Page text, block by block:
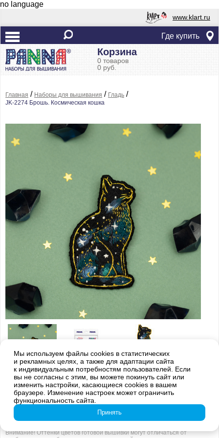
no language
www.klart.ru
Где купить
Корзина
0 товаров
0 руб.
Главная / Наборы для вышивания / Гладь /
JK-2274 Брошь. Космическая кошка
Внимание! Оттенки цветов готовой вышивки могут отличаться от
Мы используем файлы cookies в статистических
и рекламных целях, а также для адаптации сайта
к индивидуальным потребностям пользователей. Если
вы не согласны с этим, вы можете покинуть сайт или
изменить настройки, касающиеся cookies в вашем
браузере. Изменение настроек может ограничить
функциональность сайта.
Принять